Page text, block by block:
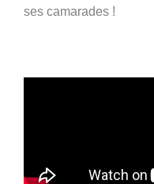
ses camarades !